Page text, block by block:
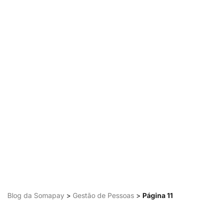
Blog da Somapay > Gestão de Pessoas > Página 11